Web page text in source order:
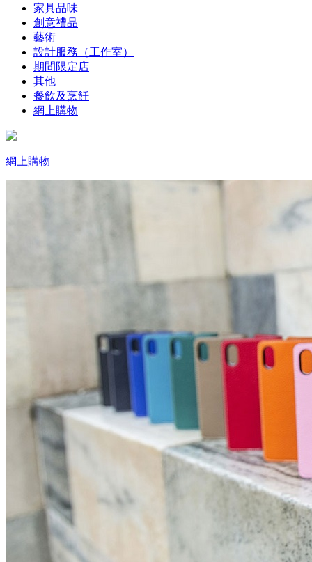
家具品味
創意禮品
藝術
設計服務（工作室）
期間限定店
其他
餐飲及烹飪
網上購物
網上購物